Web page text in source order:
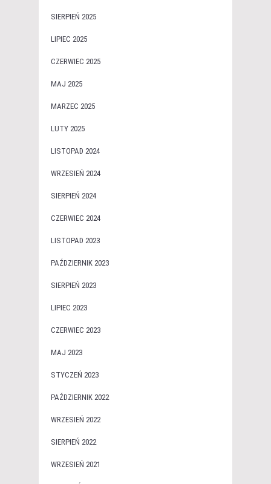
SIERPIEŃ 2025
LIPIEC 2025
CZERWIEC 2025
MAJ 2025
MARZEC 2025
LUTY 2025
LISTOPAD 2024
WRZESIEŃ 2024
SIERPIEŃ 2024
CZERWIEC 2024
LISTOPAD 2023
PAŹDZIERNIK 2023
SIERPIEŃ 2023
LIPIEC 2023
CZERWIEC 2023
MAJ 2023
STYCZEŃ 2023
PAŹDZIERNIK 2022
WRZESIEŃ 2022
SIERPIEŃ 2022
WRZESIEŃ 2021